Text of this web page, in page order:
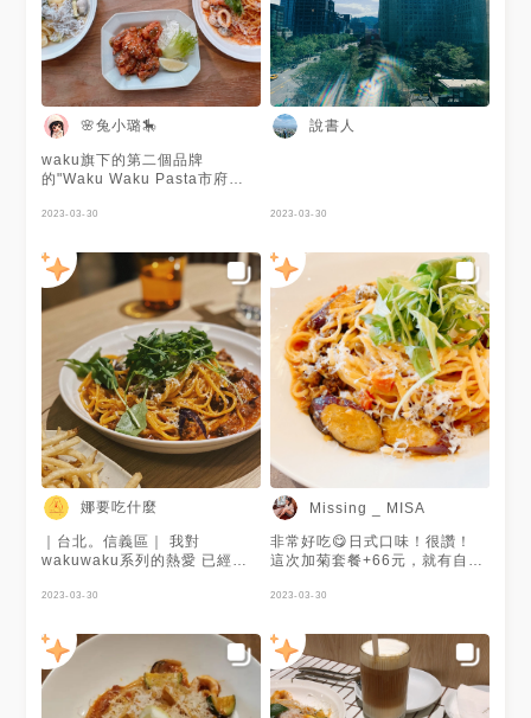
🌸兔小璐🎠
waku旗下的第二個品牌
的"Waku Waku Pasta市府
洋食為主，專售和風義大利麵、
美食完美組合，視覺到味覺都是
場愉快的體驗，還能欣賞信義區
與101的景致。 🔖喜自家麵包佐
明太子醬 法國麵包烤到外酥內
軟，搭配明太子醬鹹甜香夠味。
🔖開胃菜-燻鮭魚芝麻葉 超大片
的燻鮭魚配上芝麻葉佐溫泉蛋，
擠上檸檬一口全吃清爽開胃!! 🔖
開胃菜- 招牌秘製唐揚炸雞 秘醬
以經典的鹹甜為基底，帶入點辛
辣與鮮味，炸雞大塊又多汁，外
皮炸得酥脆的，雞肉嫩口不乾柴
🔖番茄漁夫細扁麵 整體偏濕
潤，香味鮮明帶番茄香的紅醬讓
我很滿意。加上起司更添鹹香
配料有豐富的中卷、鮮蚵、去殼
蝦和櫛瓜。 🔖重蒜小牡蠣清炒
炒，口味偏重，搭配櫛瓜可以稍
多，牡蠣量很多，上面再撒上大
把的吻仔魚。有著海味的鮮味卻
不腥 濃郁的蒜香口味配上有嚼
勁入味的義大利麵條，非常好
2023-03-30
說書人
2023-03-30
娜要吃什麼
｜台北。信義區｜ 我對
wakuwaku系列的熱愛 已經不
信義誠品店 位在誠品4樓 空間
可單點也可搭配套餐 +菊 / $66
麵包&飲品 +梅 / $188 前菜&飲
品 +竹 / $199 麵包&前菜&飲品
+ 松 / $266 麵包&前菜&飲品&
2023-03-30
Missing _ MISA
非常好吃😋日式口味！很讚！
這次加菊套餐+66元，就有自家
品（99元）一杯
2023-03-30